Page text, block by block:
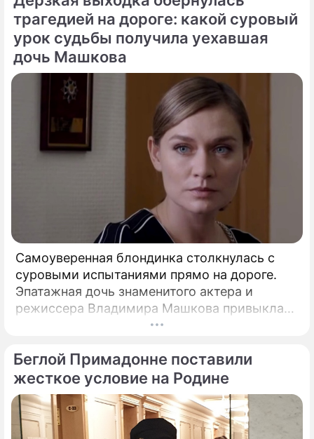
трагедией на дороге: какой суровый
урок судьбы получила уехавшая
дочь Машкова
Самоуверенная блондинка столкнулась с
суровыми испытаниями прямо на дороге.
Эпатажная дочь знаменитого актера и
режиссера Владимира Машкова привыкла
ярко и без купюр делиться с подписчиками
Беглой Примадонне поставили
жесткое условие на Родине